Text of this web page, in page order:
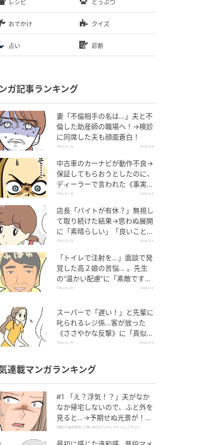
レシピ どうぶつ
おでかけ クイズ
占い 診断
ガ記事ランキング
妻「不倫相手の名は…」夫と不
倫した助産師の職場へ！→検診
に同席した夫も顔面蒼白！
TRILLマンガ 2026.8.6
中古車のカーナビが動作不良→
保証してもらおうとしたのに、
ディーラーで言われた《事実》
に唖然…
TRILLマンガ 2026.8.6
店長「バイトが有休？」無視し
て取り続けた結果→思わぬ展開
に「素晴らしい」「良いことし
ましたね」
TRILLマンガ 2026.8.6
「トイレで注射を…」面談で発
覚した高２娘の苦悩… 。先生
の“温かい配慮”に「素敵です
ね」「対応がいいね」
TRILLマンガ 2026.8.6
スーパーで「遅い！」と先輩に
叱られるレジ係…客が放った
《ささやかな反撃》に「真似し
たい！」「私もです」
TRILLマンガ 2026.8.6
連載マンガランキング
#1 「え？浮気！？」夫がなか
なか帰宅しないので、ふと外を
見ると…→予期せぬ光景が！｜
旦那の不倫が発覚して頭に来た
旦那の不倫が発覚して頭に来たのでメチャクチャにしてやった